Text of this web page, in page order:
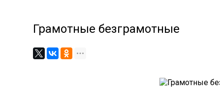
Грамотные безграмотные